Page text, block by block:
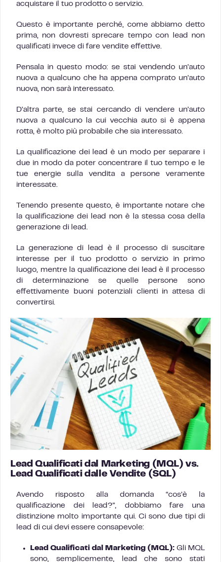
acquistare il tuo prodotto o servizio.
Questo è importante perché, come abbiamo detto
prima, non dovresti sprecare tempo con lead non
qualificati invece di fare vendite effettive.
Pensala in questo modo: se stai vendendo un’auto
nuova a qualcuno che ha appena comprato un’auto
nuova, non sarà interessato.
D’altra parte, se stai cercando di vendere un’auto
nuova a qualcuno la cui vecchia auto si è appena
rotta, è molto più probabile che sia interessato.
La qualificazione dei lead è un modo per separare i
due in modo da poter concentrare il tuo tempo e le
tue energie sulla vendita a persone veramente
interessate.
Tenendo presente questo, è importante notare che
la qualificazione dei lead non è la stessa cosa della
generazione di lead.
La generazione di lead è il processo di suscitare
interesse per il tuo prodotto o servizio in primo
luogo, mentre la qualificazione dei lead è il processo
di determinazione se quelle persone sono
effettivamente buoni potenziali clienti in attesa di
convertirsi.
Lead Qualificati dal Marketing (MQL) vs.
Lead Qualificati dalle Vendite (SQL)
Avendo risposto alla domanda “cos’è la
qualificazione dei lead?”, dobbiamo fare una
distinzione molto importante qui. Ci sono due tipi di
lead di cui devi essere consapevole:
Lead Qualificati dal Marketing (MQL): Gli MQL
sono, semplicemente, lead che sono stati